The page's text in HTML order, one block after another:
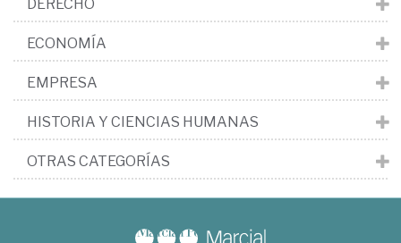
DERECHO
ECONOMÍA
EMPRESA
HISTORIA Y CIENCIAS HUMANAS
OTRAS CATEGORÍAS